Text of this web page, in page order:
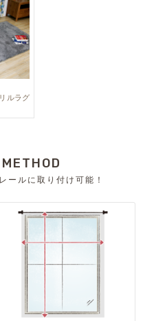
ルラグ
ールに取り付け可能！